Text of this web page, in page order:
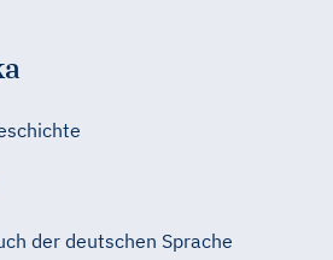
der deutschen Sprache